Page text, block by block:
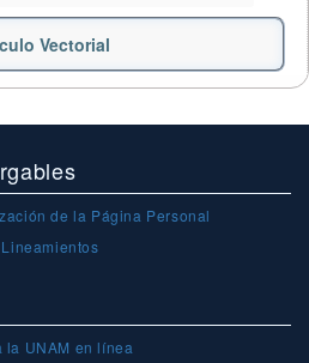
Vectorial
de la Página Personal
Lineamientos
la UNAM en línea